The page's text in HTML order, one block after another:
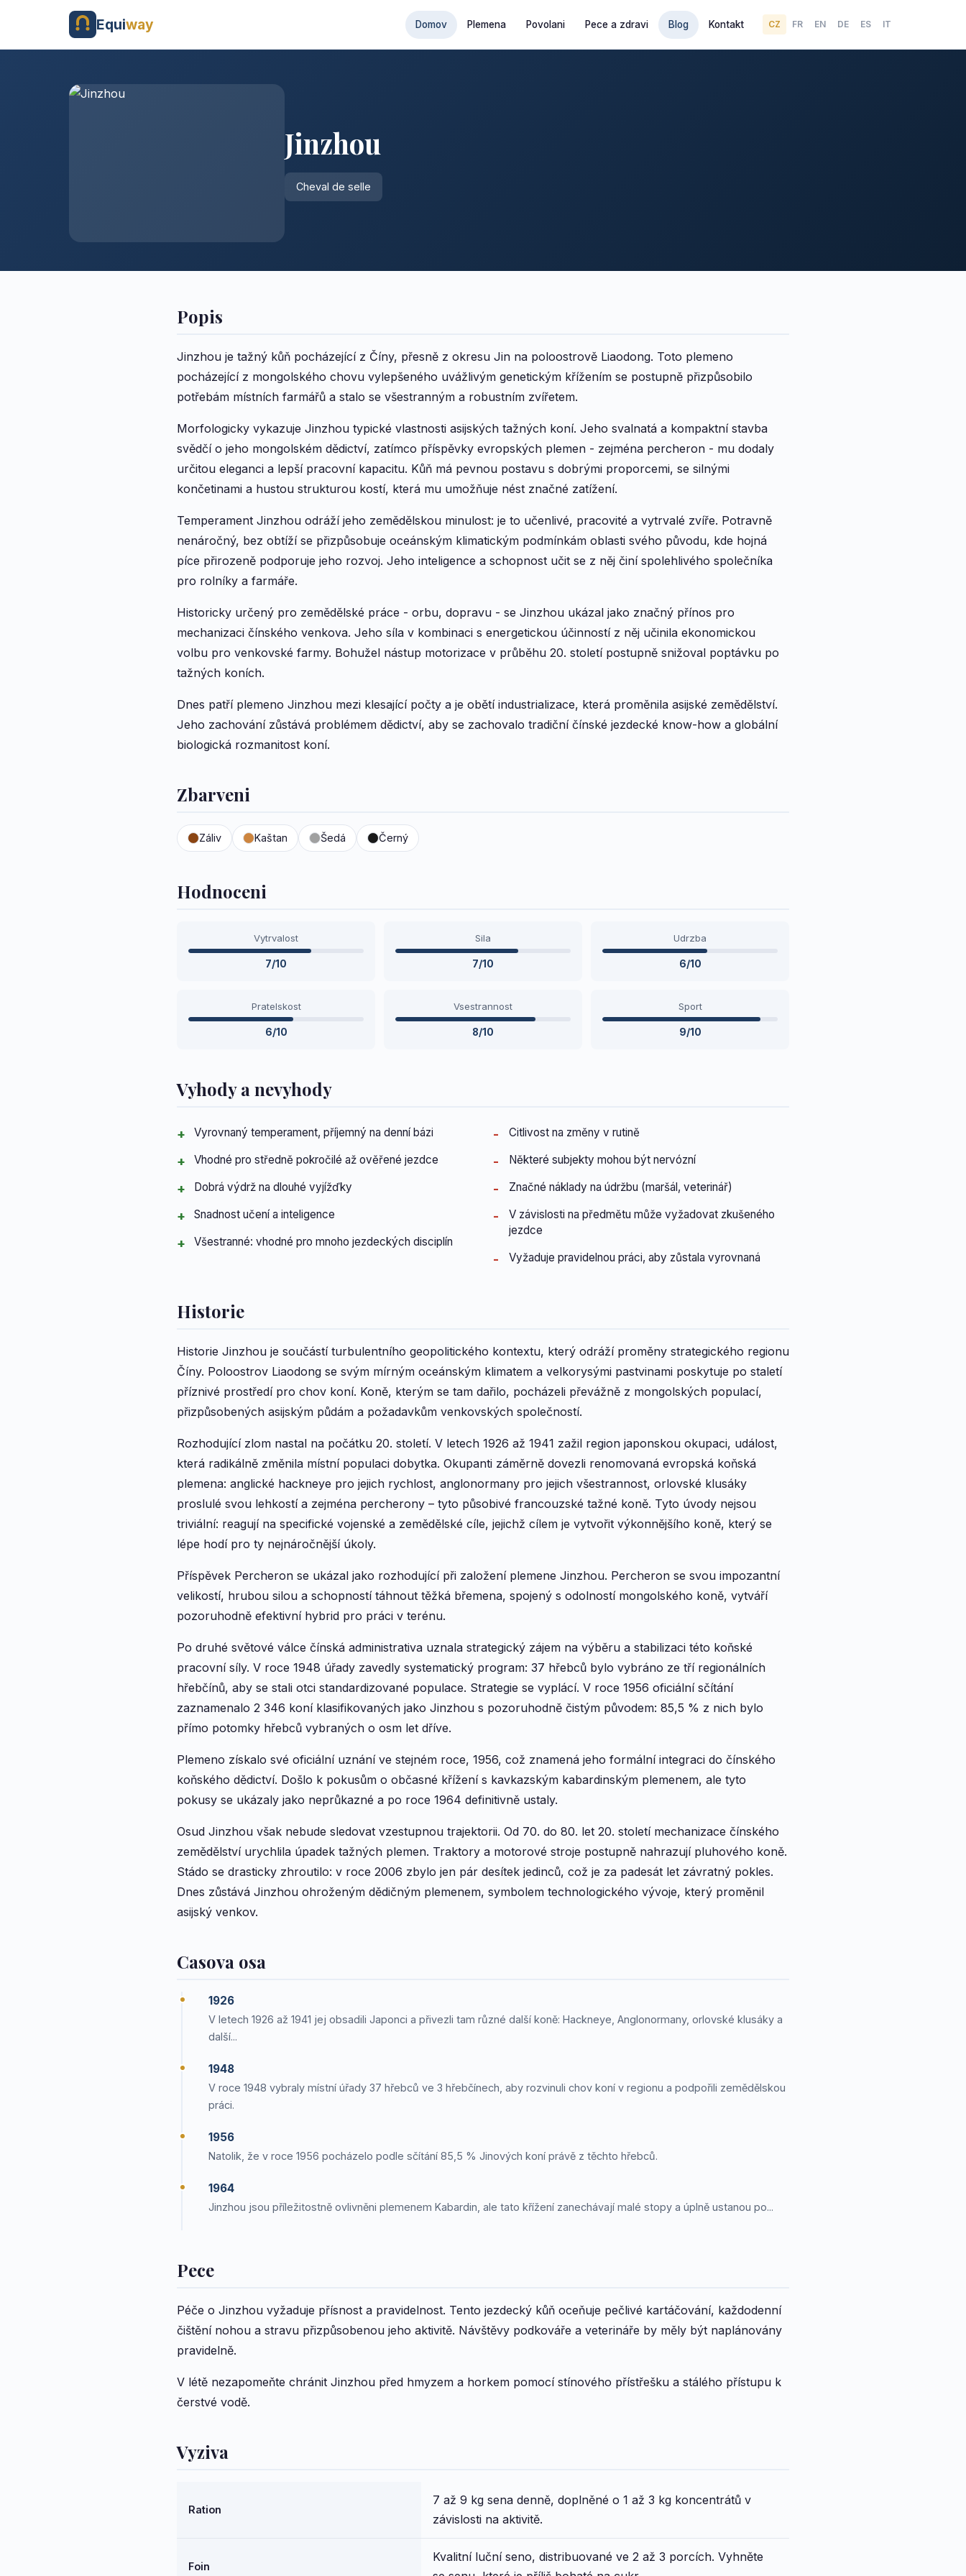
Equiway Domov Plemena Povolani Pece a zdravi Blog Kontakt CZ FR EN DE ES IT
Jinzhou
Cheval de selle
Popis
Jinzhou je tažný kůň pocházející z Číny, přesně z okresu Jin na poloostrově Liaodong. Toto plemeno
pocházející z mongolského chovu vylepšeného uvážlivým genetickým křížením se postupně přizpůsobilo
potřebám místních farmářů a stalo se všestranným a robustním zvířetem.
Morfologicky vykazuje Jinzhou typické vlastnosti asijských tažných koní. Jeho svalnatá a kompaktní stavba
svědčí o jeho mongolském dědictví, zatímco příspěvky evropských plemen - zejména percheron - mu dodaly
určitou eleganci a lepší pracovní kapacitu. Kůň má pevnou postavu s dobrými proporcemi, se silnými
končetinami a hustou strukturou kostí, která mu umožňuje nést značné zatížení.
Temperament Jinzhou odráží jeho zemědělskou minulost: je to učenlivé, pracovité a vytrvalé zvíře. Potravně
nenáročný, bez obtíží se přizpůsobuje oceánským klimatickým podmínkám oblasti svého původu, kde hojná
píce přirozeně podporuje jeho rozvoj. Jeho inteligence a schopnost učit se z něj činí spolehlivého společníka
pro rolníky a farmáře.
Historicky určený pro zemědělské práce - orbu, dopravu - se Jinzhou ukázal jako značný přínos pro
mechanizaci čínského venkova. Jeho síla v kombinaci s energetickou účinností z něj učinila ekonomickou
volbu pro venkovské farmy. Bohužel nástup motorizace v průběhu 20. století postupně snižoval poptávku po
tažných koních.
Dnes patří plemeno Jinzhou mezi klesající počty a je obětí industrializace, která proměnila asijské zemědělství.
Jeho zachování zůstává problémem dědictví, aby se zachovalo tradiční čínské jezdecké know-how a globální
biologická rozmanitost koní.
Zbarveni
Záliv Kaštan Šedá Černý
Hodnoceni
Vytrvalost
7/10
Sila
7/10
Udrzba
6/10
Pratelskost
6/10
Vsestrannost
8/10
Sport
9/10
Vyhody a nevyhody
Vyrovnaný temperament, příjemný na denní bázi
Vhodné pro středně pokročilé až ověřené jezdce
Dobrá výdrž na dlouhé vyjížďky
Snadnost učení a inteligence
Všestranné: vhodné pro mnoho jezdeckých disciplín
Citlivost na změny v rutině
Některé subjekty mohou být nervózní
Značné náklady na údržbu (maršál, veterinář)
V závislosti na předmětu může vyžadovat zkušeného
jezdce
Vyžaduje pravidelnou práci, aby zůstala vyrovnaná
Historie
Historie Jinzhou je součástí turbulentního geopolitického kontextu, který odráží proměny strategického regionu
Číny. Poloostrov Liaodong se svým mírným oceánským klimatem a velkorysými pastvinami poskytuje po staletí
příznivé prostředí pro chov koní. Koně, kterým se tam dařilo, pocházeli převážně z mongolských populací,
přizpůsobených asijským půdám a požadavkům venkovských společností.
Rozhodující zlom nastal na počátku 20. století. V letech 1926 až 1941 zažil region japonskou okupaci, událost,
která radikálně změnila místní populaci dobytka. Okupanti záměrně dovezli renomovaná evropská koňská
plemena: anglické hackneye pro jejich rychlost, anglonormany pro jejich všestrannost, orlovské klusáky
proslulé svou lehkostí a zejména percherony – tyto působivé francouzské tažné koně. Tyto úvody nejsou
triviální: reagují na specifické vojenské a zemědělské cíle, jejichž cílem je vytvořit výkonnějšího koně, který se
lépe hodí pro ty nejnáročnější úkoly.
Příspěvek Percheron se ukázal jako rozhodující při založení plemene Jinzhou. Percheron se svou impozantní
velikostí, hrubou silou a schopností táhnout těžká břemena, spojený s odolností mongolského koně, vytváří
pozoruhodně efektivní hybrid pro práci v terénu.
Po druhé světové válce čínská administrativa uznala strategický zájem na výběru a stabilizaci této koňské
pracovní síly. V roce 1948 úřady zavedly systematický program: 37 hřebců bylo vybráno ze tří regionálních
hřebčínů, aby se stali otci standardizované populace. Strategie se vyplácí. V roce 1956 oficiální sčítání
zaznamenalo 2 346 koní klasifikovaných jako Jinzhou s pozoruhodně čistým původem: 85,5 % z nich bylo
přímo potomky hřebců vybraných o osm let dříve.
Plemeno získalo své oficiální uznání ve stejném roce, 1956, což znamená jeho formální integraci do čínského
koňského dědictví. Došlo k pokusům o občasné křížení s kavkazským kabardinským plemenem, ale tyto
pokusy se ukázaly jako neprůkazné a po roce 1964 definitivně ustaly.
Osud Jinzhou však nebude sledovat vzestupnou trajektorii. Od 70. do 80. let 20. století mechanizace čínského
zemědělství urychlila úpadek tažných plemen. Traktory a motorové stroje postupně nahrazují pluhového koně.
Stádo se drasticky zhroutilo: v roce 2006 zbylo jen pár desítek jedinců, což je za padesát let závratný pokles.
Dnes zůstává Jinzhou ohroženým dědičným plemenem, symbolem technologického vývoje, který proměnil
asijský venkov.
Casova osa
1926
V letech 1926 až 1941 jej obsadili Japonci a přivezli tam různé další koně: Hackneye, Anglonormany, orlovské klusáky a
další...
1948
V roce 1948 vybraly místní úřady 37 hřebců ve 3 hřebčínech, aby rozvinuli chov koní v regionu a podpořili zemědělskou
práci.
1956
Natolik, že v roce 1956 pocházelo podle sčítání 85,5 % Jinových koní právě z těchto hřebců.
1964
Jinzhou jsou příležitostně ovlivněni plemenem Kabardin, ale tato křížení zanechávají malé stopy a úplně ustanou po...
Pece
Péče o Jinzhou vyžaduje přísnost a pravidelnost. Tento jezdecký kůň oceňuje pečlivé kartáčování, každodenní
čištění nohou a stravu přizpůsobenou jeho aktivitě. Návštěvy podkováře a veterináře by měly být naplánovány
pravidelně.
V létě nezapomeňte chránit Jinzhou před hmyzem a horkem pomocí stínového přístřešku a stálého přístupu k
čerstvé vodě.
Vyziva
Ration
7 až 9 kg sena denně, doplněné o 1 až 3 kg koncentrátů v
závislosti na aktivitě.
Foin
Kvalitní luční seno, distribuované ve 2 až 3 porcích. Vyhněte